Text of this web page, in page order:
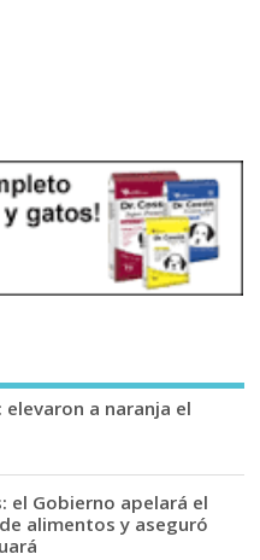
elevaron a naranja el
el Gobierno apelará el
alimentos y aseguró